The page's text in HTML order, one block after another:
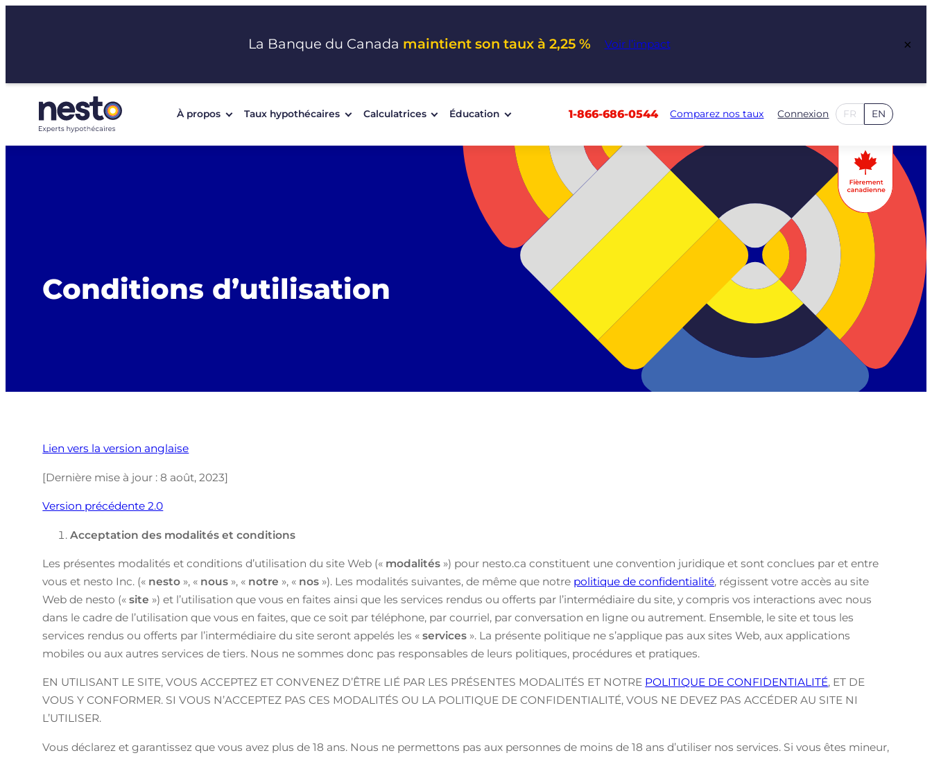
La Banque du Canada maintient son taux à 2,25 % Voir l’impact ×
À propos Taux hypothécaires Calculatrices Éducation 1-866-686-0544 Comparez nos taux Connexion FR EN
Conditions d’utilisation
Lien vers la version anglaise
[Dernière mise à jour : 8 août, 2023]
Version précédente 2.0
Acceptation des modalités et conditions
Les présentes modalités et conditions d’utilisation du site Web (« modalités ») pour nesto.ca constituent une convention juridique et sont conclues par et entre
vous et nesto Inc. (« nesto », « nous », « notre », « nos »). Les modalités suivantes, de même que notre politique de confidentialité, régissent votre accès au site
Web de nesto («site ») et l’utilisation que vous en faites ainsi que les services rendus ou offerts par l’intermédiaire du site, y compris vos interactions avec nous
dans le cadre de l’utilisation que vous en faites, que ce soit par téléphone, par courriel, par conversation en ligne ou autrement. Ensemble, le site et tous les
services rendus ou offerts par l’intermédiaire du site seront appelés les «services ». La présente politique ne s’applique pas aux sites Web, aux applications
mobiles ou aux autres services de tiers. Nous ne sommes donc pas responsables de leurs politiques, procédures et pratiques.
EN UTILISANT LE SITE, VOUS ACCEPTEZ ET CONVENEZ D’ÊTRE LIÉ PAR LES PRÉSENTES MODALITÉS ET NOTRE POLITIQUE DE CONFIDENTIALITÉ, ET DE
VOUS Y CONFORMER. SI VOUS N’ACCEPTEZ PAS CES MODALITÉS OU LA POLITIQUE DE CONFIDENTIALITÉ, VOUS NE DEVEZ PAS ACCÉDER AU SITE NI
L’UTILISER.
Vous déclarez et garantissez que vous avez plus de 18 ans. Nous ne permettons pas aux personnes de moins de 18 ans d’utiliser nos services. Si vous êtes mineur,